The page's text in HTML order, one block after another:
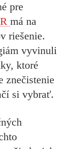
pre
má na
riešenie.
vyvinuli
ktoré
znečistenie
si vybrať.